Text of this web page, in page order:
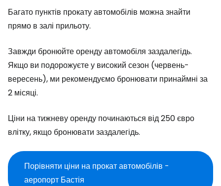
Багато пунктів прокату автомобілів можна знайти
прямо в залі прильоту.
Завжди бронюйте оренду автомобіля заздалегідь.
Якщо ви подорожуєте у високий сезон (червень-
вересень), ми рекомендуємо бронювати принаймні за
2 місяці.
Ціни на тижневу оренду починаються від 250 євро
влітку, якщо бронювати заздалегідь.
Порівняти ціни на прокат автомобілів -
аеропорт Бастія